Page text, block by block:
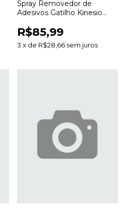
Spray Removedor de
Adesivos Gatilho Kinesio
Bandagens
R$85,99
3 x de R$28,66 sem juros